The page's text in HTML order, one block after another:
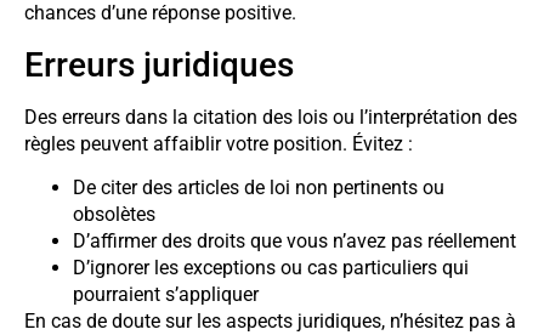
chances d’une réponse positive.
Erreurs juridiques
Des erreurs dans la citation des lois ou l’interprétation des
règles peuvent affaiblir votre position. Évitez :
De citer des articles de loi non pertinents ou
obsolètes
D’affirmer des droits que vous n’avez pas réellement
D’ignorer les exceptions ou cas particuliers qui
pourraient s’appliquer
En cas de doute sur les aspects juridiques, n’hésitez pas à